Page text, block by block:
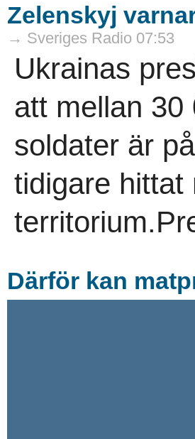
Zelenskyj
→ Sveriges Radio 07:53
Ukrainas
att mellan 30
soldater är
tidigare hittat
Därför kan